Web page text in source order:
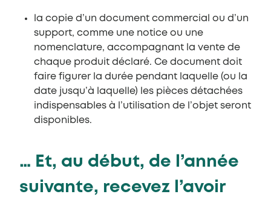
la copie d’un document commercial ou d’un
support, comme une notice ou une
nomenclature, accompagnant la vente de
chaque produit déclaré. Ce document doit
faire figurer la durée pendant laquelle (ou la
date jusqu’à laquelle) les pièces détachées
indispensables à l’utilisation de l’objet seront
disponibles.
… Et, au début, de l’année
suivante, recevez l’avoir